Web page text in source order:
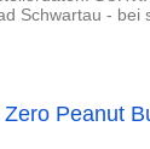
Schwartau - bei
Peanut